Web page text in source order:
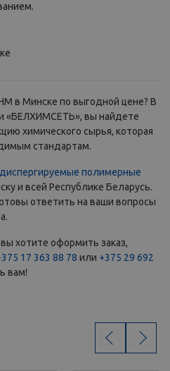
в Минске по выгодной цене? В
«БЕЛХИМСЕТЬ», вы найдете
химического сырья, которая
стандартам.
полимерные
и всей Республике Беларусь.
ответить на ваши вопросы
хотите оформить заказ,
17 363 88 78 или +375 29 692
вам!
‹ ›